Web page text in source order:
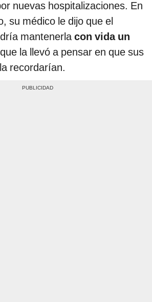
nuevas hospitalizaciones. En
su médico le dijo que el
mantenerlacon vida un
la llevó a pensar en que sus
recordarían.